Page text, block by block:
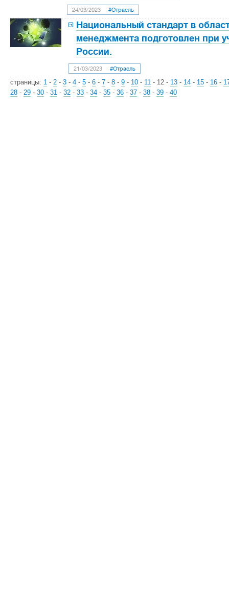
24/03/2023 #Отрасль
Национальный стандарт в
менеджмента подготовлен при
России.
21/03/2023 #Отрасль
страницы: 1 - 2 - 3 - 4 - 5 - 6 - 7 - 8 - 9 - 10 - 11 - 12 - 13 - 14 - 15 - 16 -
28 - 29 - 30 - 31 - 32 - 33 - 34 - 35 - 36 - 37 - 38 - 39 - 40